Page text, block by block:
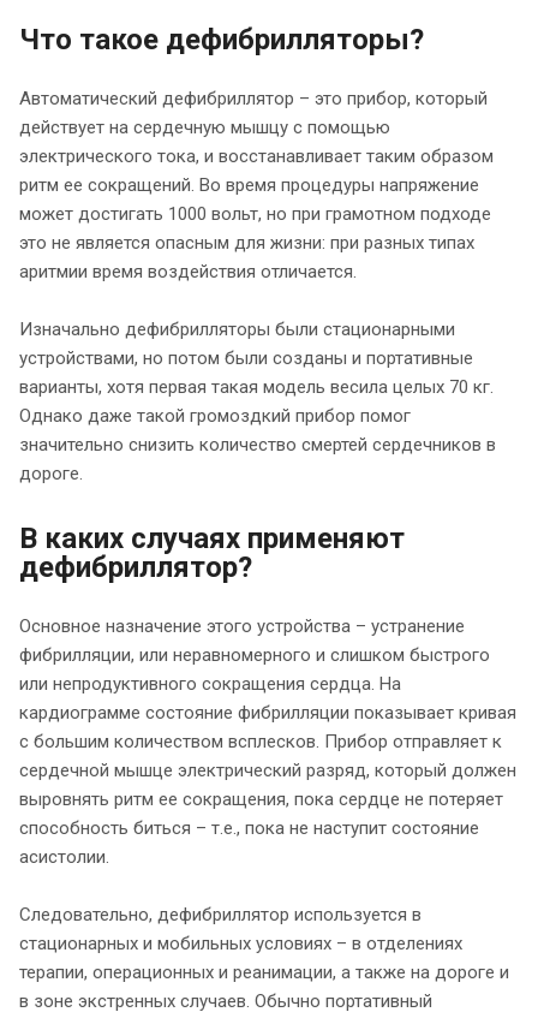
Что такое дефибрилляторы?
Автоматический дефибриллятор – это прибор, который
действует на сердечную мышцу с помощью
электрического тока, и восстанавливает таким образом
ритм ее сокращений. Во время процедуры напряжение
может достигать 1000 вольт, но при грамотном подходе
это не является опасным для жизни: при разных типах
аритмии время воздействия отличается.
Изначально дефибрилляторы были стационарными
устройствами, но потом были созданы и портативные
варианты, хотя первая такая модель весила целых 70 кг.
Однако даже такой громоздкий прибор помог
значительно снизить количество смертей сердечников в
дороге.
В каких случаях применяют
дефибриллятор?
Основное назначение этого устройства – устранение
фибрилляции, или неравномерного и слишком быстрого
или непродуктивного сокращения сердца. На
кардиограмме состояние фибрилляции показывает кривая
с большим количеством всплесков. Прибор отправляет к
сердечной мышце электрический разряд, который должен
выровнять ритм ее сокращения, пока сердце не потеряет
способность биться – т.е., пока не наступит состояние
асистолии.
Следовательно, дефибриллятор используется в
стационарных и мобильных условиях – в отделениях
терапии, операционных и реанимации, а также на дороге и
в зоне экстренных случаев. Обычно портативный